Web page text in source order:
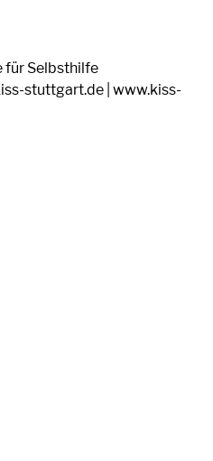
für Selbsthilfe
stuttgart.de | www.kiss-